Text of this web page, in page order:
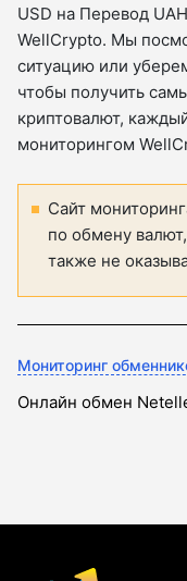
USD на Перевод
WellCrypto. Мы
ситуацию или
чтобы получить
криптовалют,
мониторингом
Сайт
по обмену
также не
Мониторинг
Онлайн обмен